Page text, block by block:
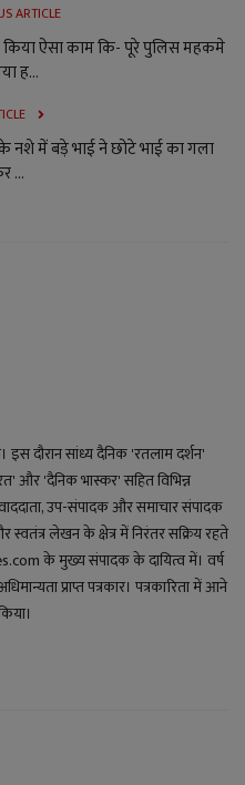
ARTICLE
ऐसा काम कि- पूरे पुलिस महकमे
ह...
नशे में बड़े भाई ने छोटे भाई का गला
...
इस दौरान सांध्य दैनिक 'रतलाम दर्शन'
और 'दैनिक भास्कर' सहित विभिन्न
उप-संपादक और समाचार संपादक
स्वतंत्र लेखन के क्षेत्र में निरंतर सक्रिय रहते
के मुख्य संपादक के दायित्व में। वर्ष
प्राप्त पत्रकार। पत्रकारिता में आने